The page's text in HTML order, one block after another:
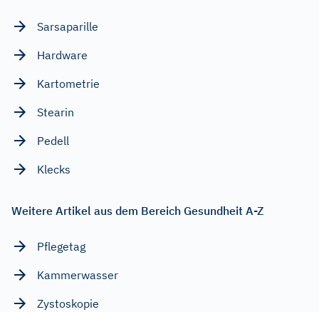
Sarsaparille
Hardware
Kartometrie
Stearin
Pedell
Klecks
Weitere Artikel aus dem Bereich Gesundheit A-Z
Pflegetag
Kammerwasser
Zystoskopie